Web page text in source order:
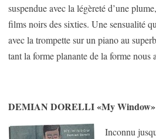
suspendue avec la légèreté d’une
films noirs des sixties. Une sensualité
avec la trompette sur un piano au
tant la forme planante de la forme
DEMIAN DORELLI «My Window»
Inconnu